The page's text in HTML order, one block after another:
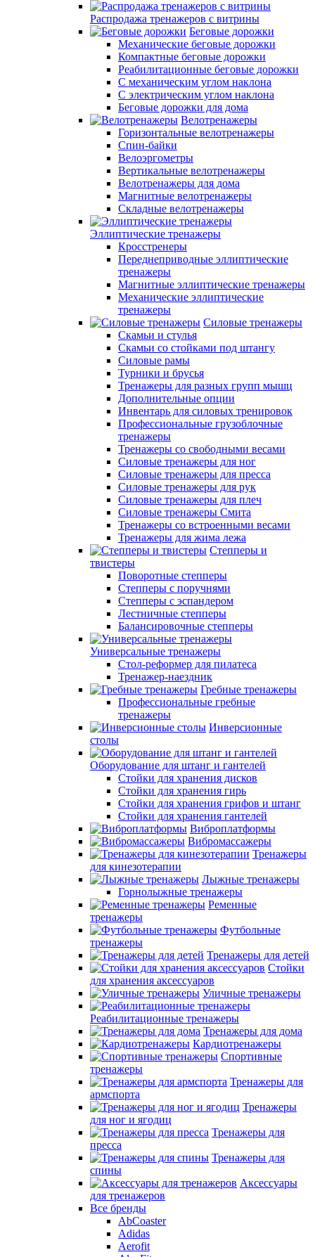
Распродажа тренажеров с витрины
Беговые дорожки
Механические беговые дорожки
Компактные беговые дорожки
Реабилитационные беговые дорожки
С механическим углом наклона
С электрическим углом наклона
Беговые дорожки для дома
Велотренажеры
Горизонтальные велотренажеры
Спин-байки
Велоэргометры
Вертикальные велотренажеры
Велотренажеры для дома
Магнитные велотренажеры
Складные велотренажеры
Эллиптические тренажеры
Кросстренеры
Переднеприводные эллиптические
тренажеры
Магнитные эллиптические тренажеры
Механические эллиптические
тренажеры
Силовые тренажеры
Скамьи и стулья
Скамьи со стойками под штангу
Силовые рамы
Турники и брусья
Тренажеры для разных групп мышц
Дополнительные опции
Инвентарь для силовых тренировок
Профессиональные грузоблочные
тренажеры
Тренажеры со свободными весами
Силовые тренажеры для ног
Силовые тренажеры для пресса
Силовые тренажеры для рук
Силовые тренажеры для плеч
Силовые тренажеры Смита
Тренажеры со встроенными весами
Тренажеры для жима лежа
Степперы и
твистеры
Поворотные степперы
Степперы с поручнями
Степперы с эспандером
Лестничные степперы
Балансировочные степперы
Универсальные тренажеры
Стол-реформер для пилатеса
Тренажер-наездник
Гребные тренажеры
Профессиональные гребные
тренажеры
Инверсионные
столы
Оборудование для штанг и гантелей
Стойки для хранения дисков
Стойки для хранения гирь
Стойки для хранения грифов и штанг
Стойки для хранения гантелей
Виброплатформы
Вибромассажеры
Тренажеры
для кинезотерапии
Лыжные тренажеры
Горнолыжные тренажеры
Ременные
тренажеры
Футбольные
тренажеры
Тренажеры для детей
Стойки
для хранения аксессуаров
Уличные тренажеры
Реабилитационные тренажеры
Тренажеры для дома
Кардиотренажеры
Спортивные
тренажеры
Тренажеры для
армспорта
Тренажеры
для ног и ягодиц
Тренажеры для
пресса
Тренажеры для
спины
Аксессуары
для тренажеров
Все бренды
AbCoaster
Adidas
Aerofit